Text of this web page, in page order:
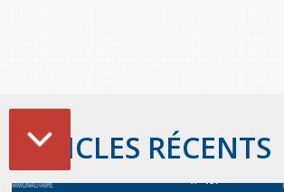
ARTICLES RÉCENTS